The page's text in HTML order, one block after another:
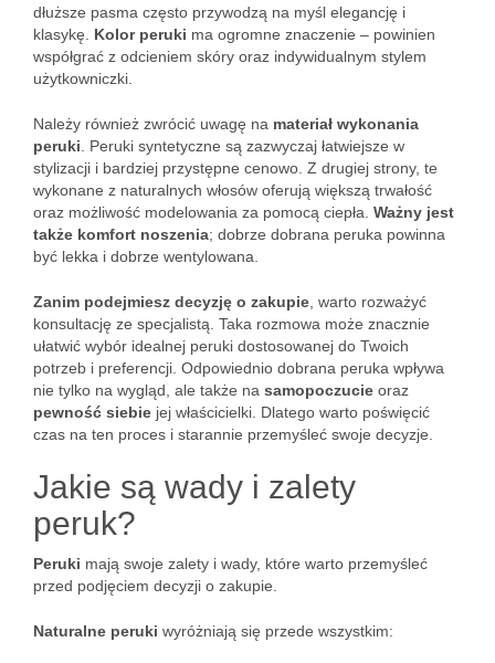
dłuższe pasma często przywodzą na myśl elegancję i
klasykę. Kolor peruki ma ogromne znaczenie – powinien
współgrać z odcieniem skóry oraz indywidualnym stylem
użytkowniczki.
Należy również zwrócić uwagę na materiał wykonania
peruki . Peruki syntetyczne są zazwyczaj łatwiejsze w
stylizacji i bardziej przystępne cenowo. Z drugiej strony, te
wykonane z naturalnych włosów oferują większą trwałość
oraz możliwość modelowania za pomocą ciepła. Ważny jest
także komfort noszenia; dobrze dobrana peruka powinna
być lekka i dobrze wentylowana.
Zanim podejmiesz decyzję o zakupie , warto rozważyć
konsultację ze specjalistą. Taka rozmowa może znacznie
ułatwić wybór idealnej peruki dostosowanej do Twoich
potrzeb i preferencji. Odpowiednio dobrana peruka wpływa
nie tylko na wygląd, ale także na samopoczucie oraz
pewność siebie jej właścicielki. Dlatego warto poświęcić
czas na ten proces i starannie przemyśleć swoje decyzje.
Jakie są wady i zalety
peruk?
Peruki mają swoje zalety i wady, które warto przemyśleć
przed podjęciem decyzji o zakupie.
Naturalne peruki wyróżniają się przede wszystkim: